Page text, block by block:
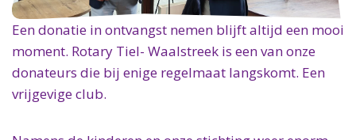
Een donatie in ontvangst nemen blijft altijd een mooi
moment. Rotary Tiel- Waalstreek is een van onze
donateurs die bij enige regelmaat langskomt. Een
vrijgevige club.